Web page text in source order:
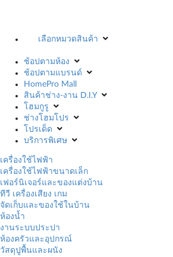
เลือกหมวดสินค้า
ช้อปตามห้อง
ช้อปตามแบรนด์
HomePro Mall
สินค้าช่าง-งาน D.I.Y
โฮมกูรู
ช่างโฮมโปร
โปรเด็ด
บริการพิเศษ
เครื่องใช้ไฟฟ้า
เครื่องใช้ไฟฟ้าขนาดเล็ก
เฟอร์นิเจอร์และของแต่งบ้าน
ทีวี เครื่องเสียง เกม
จัดเก็บและของใช้ในบ้าน
ห้องน้ำ
งานระบบประปา
ห้องครัวและอุปกรณ์
วัสดุปูพื้นและผนัง